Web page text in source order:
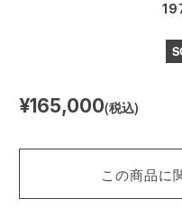
¥165,000(税込)
この商品に